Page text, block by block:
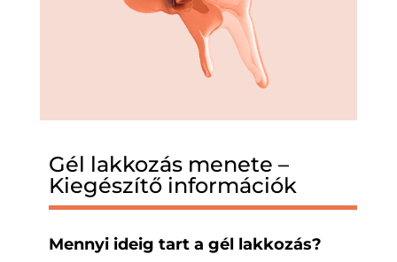
Gél lakkozás menete –
Kiegészítő információk
Mennyi ideig tart a gél lakkozás?